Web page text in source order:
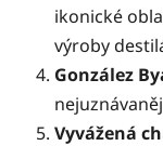
ikonické
výroby
González
Vyvážená